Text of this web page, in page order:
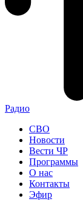
Радио
СВО
Новости
Вести ЧР
Программы
О нас
Контакты
Эфир